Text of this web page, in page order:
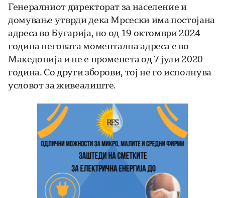
Генералниот директорат за население и
домување утврди дека Мрсески има постојана
адреса во Бугарија, но од 19 октомври 2024
година неговата моментална адреса е во
Македонија и не е променета од 7 јули 2020
година. Со други зборови, тој не го исполнува
условот за живеалиште.